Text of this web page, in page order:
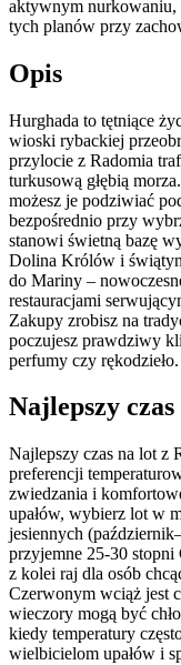
aktywnym nurkowaniu,
tych planów przy
Opis
Hurghada to tętniące
wioski rybackiej
przylocie z Radomia
turkusową głębią
możesz je podziwiać
bezpośrednio przy
stanowi świetną bazę
Dolina Królów i
do Mariny –
restauracjami
Zakupy zrobisz na
poczujesz prawdziwy
perfumy czy rękodzieło.
Najlepszy
Najlepszy czas na lot z
preferencji
zwiedzania i
upałów, wybierz lot w
jesiennych
przyjemne 25-30
z kolei raj dla osób
Czerwonym wciąż jest
wieczory mogą być
kiedy temperatury
wielbicielom upałów i